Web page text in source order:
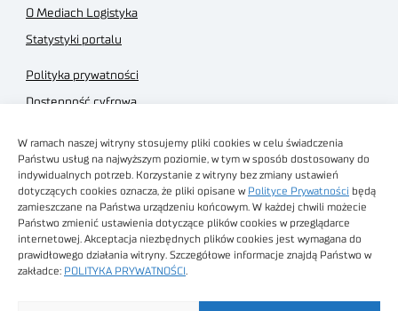
W ramach naszej witryny stosujemy pliki cookies w celu świadczenia
Państwu usług na najwyższym poziomie, w tym w sposób dostosowany do
indywidualnych potrzeb. Korzystanie z witryny bez zmiany ustawień
dotyczących cookies oznacza, że pliki opisane w Polityce Prywatności będą
zamieszczane na Państwa urządzeniu końcowym. W każdej chwili możecie
Państwo zmienić ustawienia dotyczące plików cookies w przeglądarce
internetowej. Akceptacja niezbędnych plików cookies jest wymagana do
prawidłowego działania witryny. Szczegółowe informacje znajdą Państwo w
zakładce: POLITYKA PRYWATNOŚCI
O Mediach Logistyka
Statystyki portalu
Polityka prywatności
Dostępność cyfrowa
Regulamin sklepu
Obrazy stockowe
autorstwa